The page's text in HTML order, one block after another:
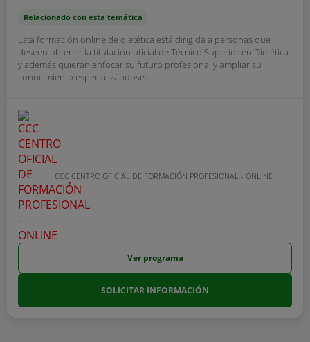
Relacionado con esta temática
Está formación online de dietética está dirigida a personas que
deseen obtener la titulación oficial de Técnico Superior en Dietética
y además quieran enfocar su futuro profesional y ampliar su
conocimiento especializándose...
CCC CENTRO OFICIAL DE FORMACIÓN PROFESIONAL - ONLINE
Ver programa
SOLICITAR INFORMACIÓN